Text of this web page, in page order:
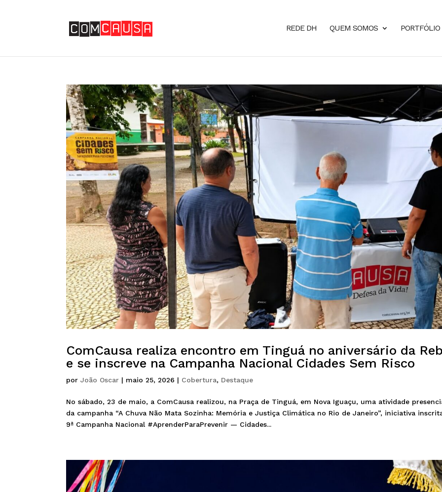
REDE DH QUEM SOMOS PORTFÓLIO
ComCausa realiza encontro em Tinguá no aniversário da
e se inscreve na Campanha Nacional Cidades Sem Risco
porJoão Oscar | maio 25, 2026 | Cobertura, Destaque
No sábado, 23 de maio, a ComCausa realizou, na Praça de Tinguá, em Nova Iguaçu, uma atividade
da campanha “A Chuva Não Mata Sozinha: Memória e Justiça Climática no Rio de Janeiro”, iniciativa
9ª Campanha Nacional #AprenderParaPrevenir — Cidades...